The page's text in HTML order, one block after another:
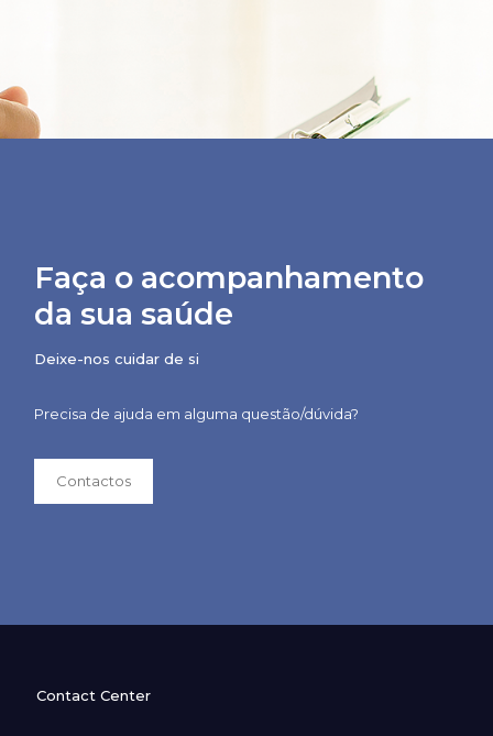
Faça o acompanhamento
da sua saúde
Deixe-nos cuidar de si
Precisa de ajuda em alguma questão/dúvida?
Contactos
Contact Center